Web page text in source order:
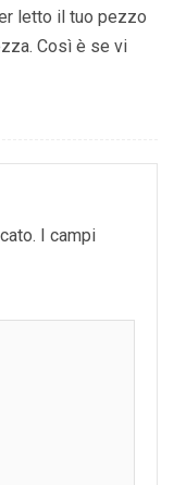
letto il tuo pezzo
Così è se vi
I campi